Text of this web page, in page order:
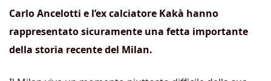
Carlo Ancelotti e l’ex calciatore Kakà hanno
rappresentato sicuramente una fetta importante
della storia recente del Milan.